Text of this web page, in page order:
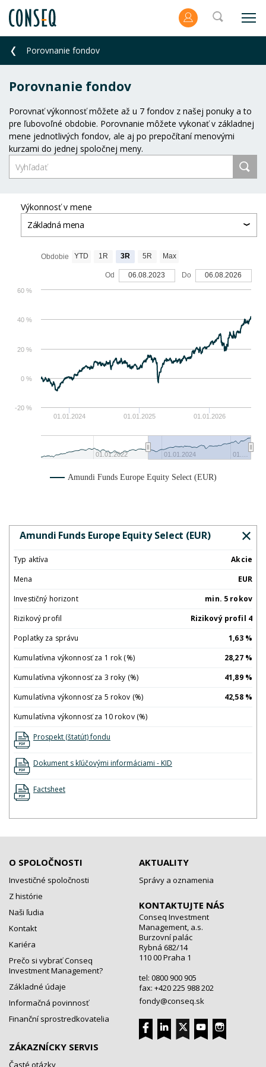
Porovnanie fondov
Porovnanie fondov
Porovnať výkonnosť môžete až u 7 fondov z našej ponuky a to
pre ľubovoľné obdobie. Porovnanie môžete vykonať v základnej
mene jednotlivých fondov, ale aj po prepočítaní menovými
kurzami do jednej spoločnej meny.
Výkonnosť v mene
Základná mena
01.01.2024 01.01.2025 01.01.2026
01.01.2022 01.01.2024 01.…
-20 %
0 %
20 %
40 %
60 %
Obdobie YTD 1R 3R 5R Max
Od 06.08.2023 Do 06.08.2026
Amundi Funds Europe Equity Select (EUR)
Amundi Funds Europe Equity Select (EUR)
Typ aktíva
Akcie
Mena
EUR
Investičný horizont
min. 5 rokov
Rizikový profil
Rizikový profil 4
Poplatky za správu
1,63 %
Kumulatívna výkonnosť za 1 rok (%)
28,27 %
Kumulatívna výkonnosť za 3 roky (%)
41,89 %
Kumulatívna výkonnosť za 5 rokov (%)
42,58 %
Kumulatívna výkonnosť za 10 rokov (%)
Prospekt (štatút) fondu
Dokument s kľúčovými informáciami - KID
Factsheet
O SPOLOČNOSTI
Investičné spoločnosti
Z histórie
Naši ľudia
Kontakt
Kariéra
Prečo si vybrať Conseq
Investment Management?
Základné údaje
Informačná povinnosť
Finanční sprostredkovatelia
ZÁKAZNÍCKY SERVIS
Časté otázky
AKTUALITY
Správy a oznamenia
KONTAKTUJTE NÁS
Conseq Investment
Management, a.s.
Burzovní palác
Rybná 682/14
110 00 Praha 1
tel: 0800 900 905
fax: +420 225 988 202
fondy@conseq.sk